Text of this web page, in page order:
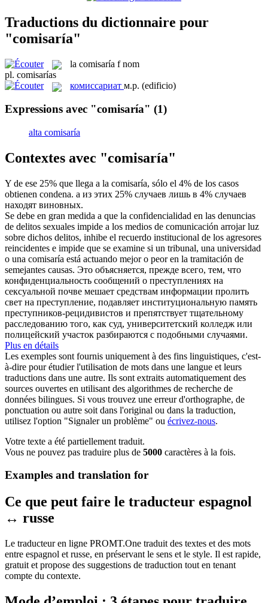
Traductions du dictionnaire pour
"comisaría"
la comisaría f nom
pl. comisarías
комиссариат м.р. (edificio)
Expressions avec "comisaría" (1)
alta comisaría
Contextes avec "comisaría"
Y de ese 25% que llega a la comisaría, sólo el 4% de los casos
obtienen condena. а из этих 25% случаев лишь в 4% случаев
находят виновных.
Se debe en gran medida a que la confidencialidad en las denuncias
de delitos sexuales impide a los medios de comunicación arrojar luz
sobre dichos delitos, inhibe el recuerdo institucional de los agresores
reincidentes e impide que se examine si un tribunal, una universidad
o una comisaría está actuando mejor o peor en la tramitación de
semejantes causas. Это объясняется, прежде всего, тем, что
конфиденциальность сообщений о преступлениях на
сексуальной почве мешает средствам информации пролить
свет на преступление, подавляет институциональную память
преступников-рецидивистов и препятствует тщательному
расследованию того, как суд, университетский колледж или
полицейский участок разбираются с подобными случаями.
Plus en détails
Les exemples sont fournis uniquement à des fins linguistiques, c'est-
à-dire pour étudier l'utilisation de mots dans une langue et leurs
traductions dans une autre. Ils sont extraits automatiquement des
sources ouvertes en utilisant des algorithmes de recherche de
données bilingues. Si vous trouvez une erreur d'orthographe, de
ponctuation ou autre soit dans l'original ou dans la traduction,
utilisez l'option "Signaler un problème" ou écrivez-nous.
Votre texte a été partiellement traduit.
Vous ne pouvez pas traduire plus de 5000 caractères à la fois.
Examples and translation for
Ce que peut faire le traducteur espagnol
↔ russe
Le traducteur en ligne PROMT.One traduit des textes et des mots
entre espagnol et russe, en préservant le sens et le style. Il est rapide,
gratuit et propose des suggestions de traduction tout en tenant
compte du contexte.